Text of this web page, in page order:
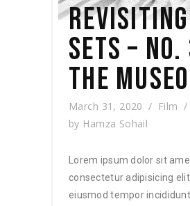
SETS –
THE MUSEO
March 31, 2020
Film
by Hamza Sohail
Lorem ipsum dolor sit
consectetur adipisicing
eiusmod tempor